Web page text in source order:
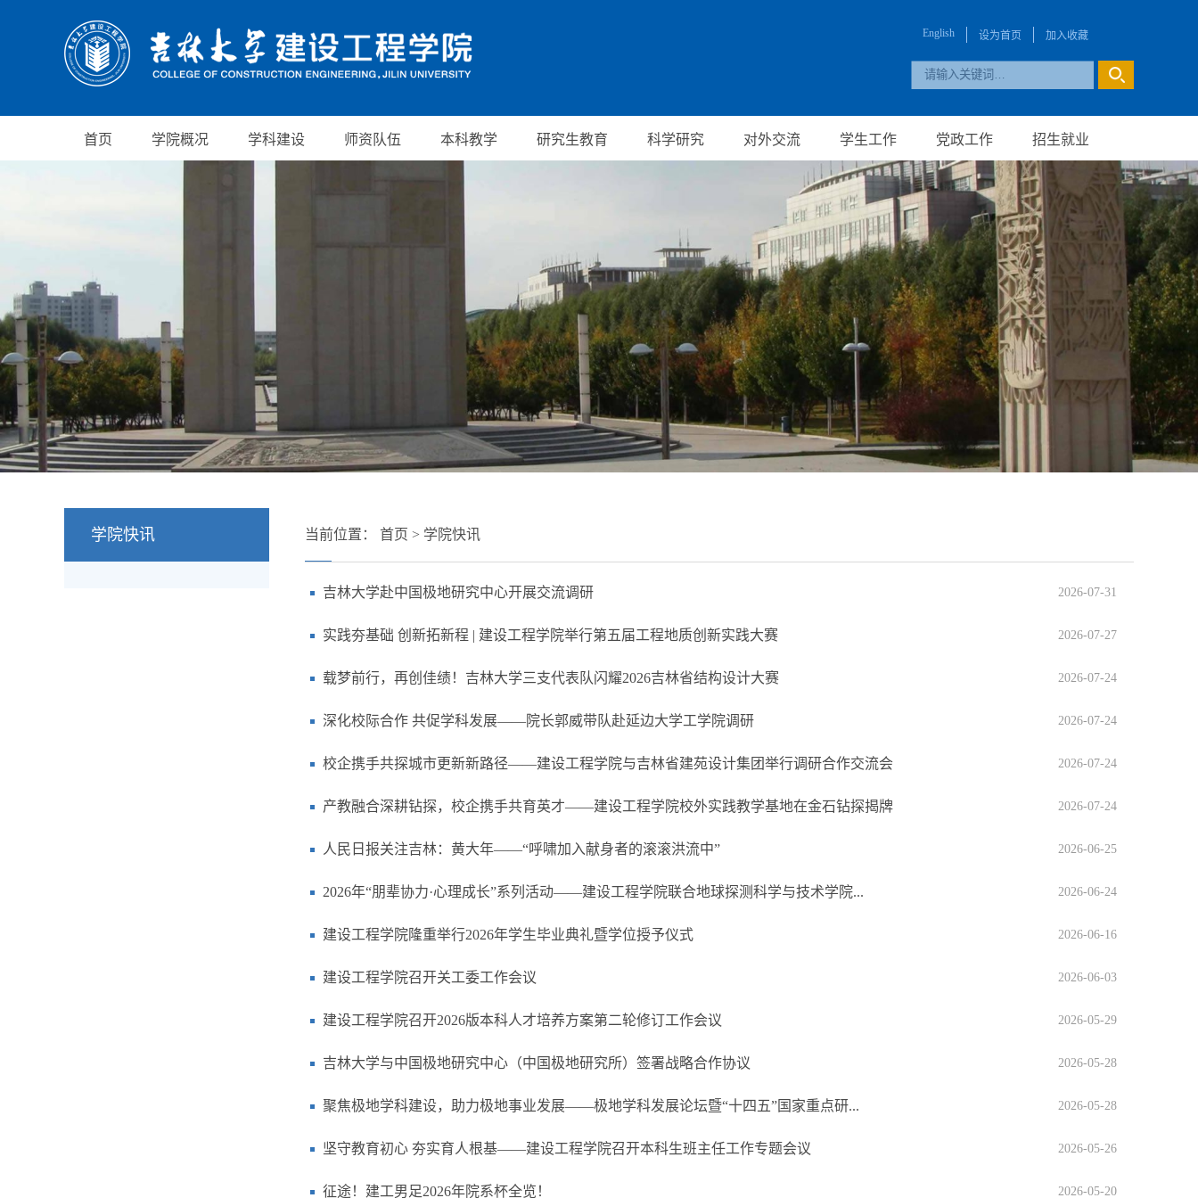
English 设为首页 加入收藏
首页 学院概况 学科建设 师资队伍 本科教学 研究生教育 科学研究 对外交流 学生工作 党政工作 招生就业
学院快讯 当前位置： 首页 > 学院快讯
吉林大学赴中国极地研究中心开展交流调研 2026-07-31
实践夯基础 创新拓新程 | 建设工程学院举行第五届工程地质创新实践大赛 2026-07-27
载梦前行，再创佳绩！吉林大学三支代表队闪耀2026吉林省结构设计大赛 2026-07-24
深化校际合作 共促学科发展——院长郭威带队赴延边大学工学院调研 2026-07-24
校企携手共探城市更新新路径——建设工程学院与吉林省建苑设计集团举行调研合作交流会 2026-07-24
产教融合深耕钻探，校企携手共育英才——建设工程学院校外实践教学基地在金石钻探揭牌 2026-07-24
人民日报关注吉林：黄大年——“呼啸加入献身者的滚滚洪流中” 2026-06-25
2026年“朋辈协力·心理成长”系列活动——建设工程学院联合地球探测科学与技术学院... 2026-06-24
建设工程学院隆重举行2026年学生毕业典礼暨学位授予仪式 2026-06-16
建设工程学院召开关工委工作会议 2026-06-03
建设工程学院召开2026版本科人才培养方案第二轮修订工作会议 2026-05-29
吉林大学与中国极地研究中心（中国极地研究所）签署战略合作协议 2026-05-28
聚焦极地学科建设，助力极地事业发展——极地学科发展论坛暨“十四五”国家重点研... 2026-05-28
坚守教育初心 夯实育人根基——建设工程学院召开本科生班主任工作专题会议 2026-05-26
征途！建工男足2026年院系杯全览！ 2026-05-20